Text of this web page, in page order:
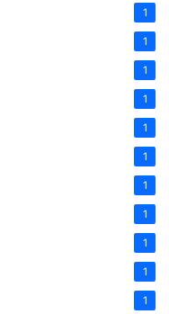
1
1
1
1
1
1
1
1
1
1
1